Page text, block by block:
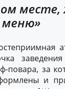
месте,
меню»
повара, за
и